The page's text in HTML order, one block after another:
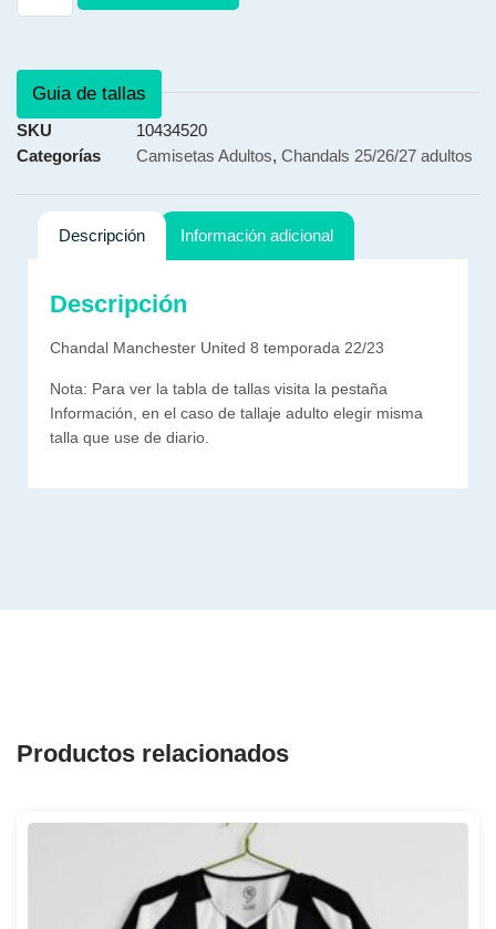
Guia de tallas
SKU
10434520
Categorías
Camisetas Adultos, Chandals 25/26/27 adultos
Descripción Información adicional
Descripción
Chandal Manchester United 8 temporada 22/23
Nota: Para ver la tabla de tallas visita la pestaña
Información, en el caso de tallaje adulto elegir misma
talla que use de diario.
Productos relacionados